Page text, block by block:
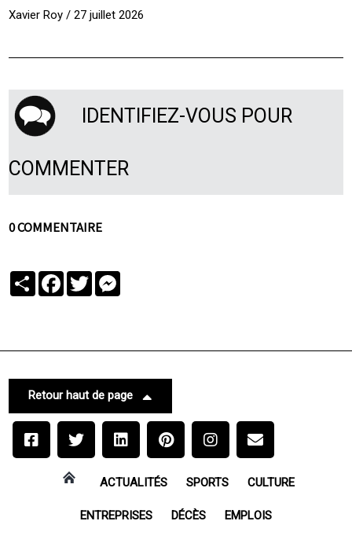
Xavier Roy / 27 juillet 2026
IDENTIFIEZ-VOUS POUR
COMMENTER
0 COMMENTAIRE
PartagerFacebook
Twitter
Retour haut de page
ACTUALITÉS SPORTS CULTURE
ENTREPRISES DÉCÈS EMPLOIS